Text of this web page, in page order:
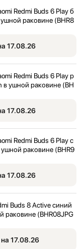
Redmi Buds 6 Play б
раковине (BHR8
17.08.26
Redmi Buds 6 Play р
в ушной раковине (BH
17.08.26
Redmi Buds 6 Play с
раковине (BHR9
17.08.26
Buds 8 Active синий
раковине (BHR08JPG
17.08.26